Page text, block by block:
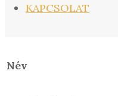
KAPCSOLAT
Név